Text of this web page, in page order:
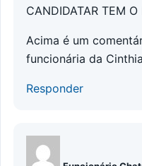
CANDIDATAR TEM O
Acima é um
funcionária da
Responder